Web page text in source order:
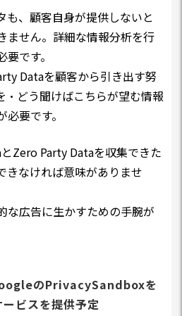
も、顧客自身が提供しないと
ません。詳細な情報分析を行
です。
Dataを顧客から引き出す努
・どう聞けばこちらが望む情報
要です。
Zero Party Dataを収集できた
きなければ意味がありませ
な広告に生かすための手腕が
のPrivacySandboxを
ビスを提供予定